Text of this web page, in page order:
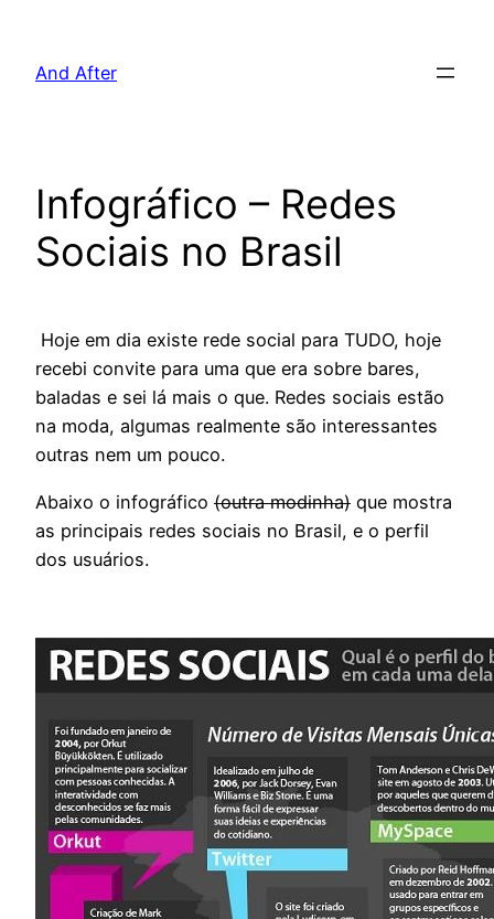
And After
Infográfico – Redes
Sociais no Brasil
Hoje em dia existe rede social para TUDO, hoje
recebi convite para uma que era sobre bares,
baladas e sei lá mais o que. Redes sociais estão
na moda, algumas realmente são interessantes
outras nem um pouco.
Abaixo o infográfico (outra modinha) que mostra
as principais redes sociais no Brasil, e o perfil
dos usuários.